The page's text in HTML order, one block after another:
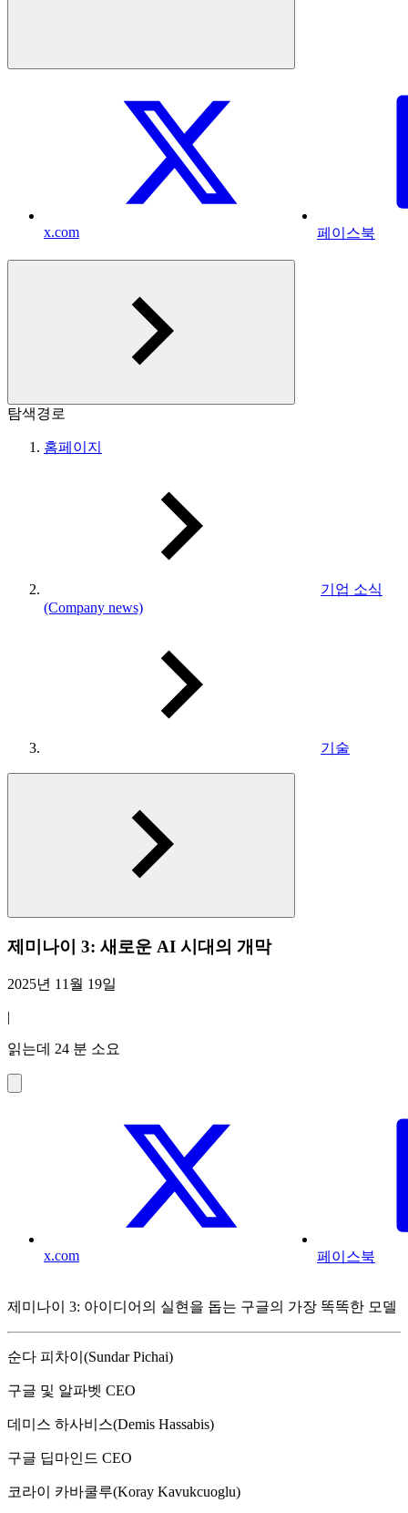
x.com 페이스북
탐색경로
홈페이지
기업 소식
(Company news)
기술
제미나이 3: 새로운 AI 시대의 개막
2025년 11월 19일
|
읽는데 24 분 소요
x.com 페이스북
제미나이 3: 아이디어의 실현을 돕는 구글의 가장 똑똑한 모델
순다 피차이(Sundar Pichai)
구글 및 알파벳 CEO
데미스 하사비스(Demis Hassabis)
구글 딥마인드 CEO
코라이 카바쿨루(Koray Kavukcuoglu)